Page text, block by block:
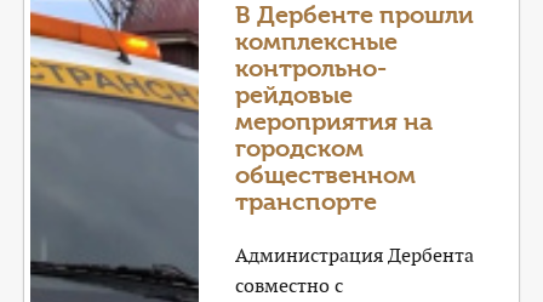
В Дербенте прошли
комплексные
контрольно-
рейдовые
мероприятия на
городском
общественном
транспорте
Администрация Дербента
совместно с